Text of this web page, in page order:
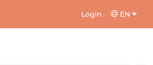
Login EN